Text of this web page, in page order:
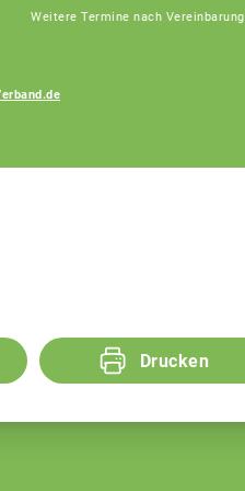
Weitere Termine nach Vereinbarung
Drucken